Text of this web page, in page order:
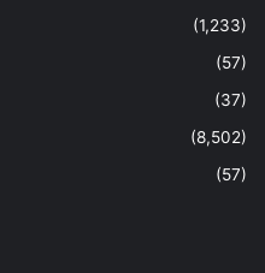
(1,233)
(57)
(37)
(8,502)
(57)